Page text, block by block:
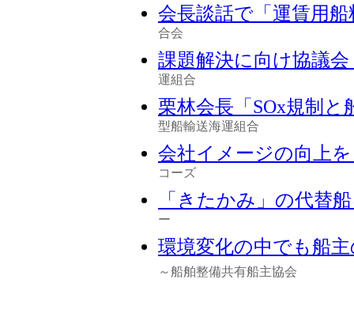
会長談話で「運賃用
合会
課題解決に向け協議
運組合
栗林会長「SOx規制と
型船輸送海運組合
会社イメージの向上
コーズ
「きたかみ」の代替
ー
環境変化の中でも船
～船舶整備共有船主協会